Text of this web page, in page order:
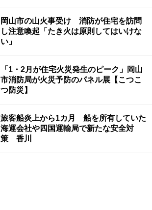
岡山市の山火事受け 消防が住宅を訪問
し注意喚起「たき火は原則してはいけな
い」
「1・2月が住宅火災発生のピーク」岡山
市消防局が火災予防のパネル展【こつこ
つ防災】
旅客船炎上から1カ月 船を所有していた
海運会社や四国運輸局で新たな安全対
策 香川